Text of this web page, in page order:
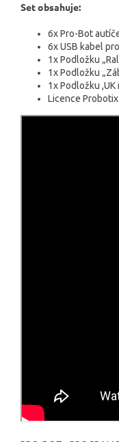
Set obsahuje:
6x Pro-Bot
6x USB kabel
1x Podložku
1x Podložku
1x Podložku ,UK
Licence Probotix